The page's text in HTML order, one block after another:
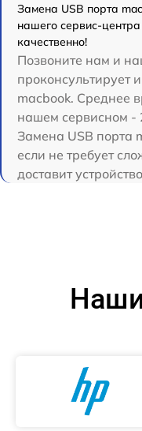
Замена USB порта
нашего сервис-
качественно!
Позвоните нам и
проконсультирует
macbook. Среднее
нашем сервисном -
Замена USB порта
если не требует
доставит